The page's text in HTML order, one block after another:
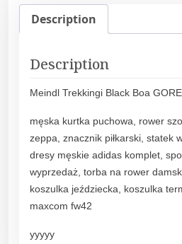
Description
Description
Meindl Trekkingi Black Boa
męska kurtka puchowa, rower
zeppa, znacznik piłkarski, statek
dresy męskie adidas komplet,
wyprzedaż, torba na rower
koszulka jeździecka, koszulka
maxcom fw42
yyyyy